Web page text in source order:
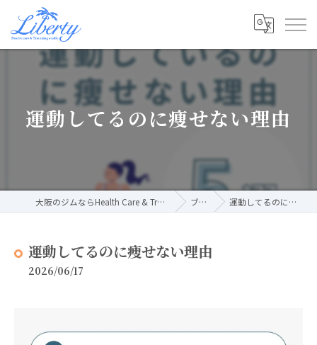
運動してるのに痩せない理由
大阪のジムならHealth Care & Training Studio Liberty ブログ 運動してるのに痩せない理由
運動してるのに痩せない理由
2026/06/17